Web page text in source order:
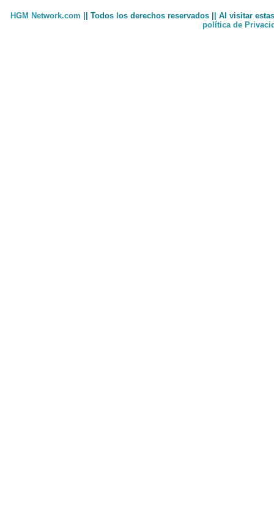
HGM Network.com || Todos los derechos reservados || Al visitar
política de